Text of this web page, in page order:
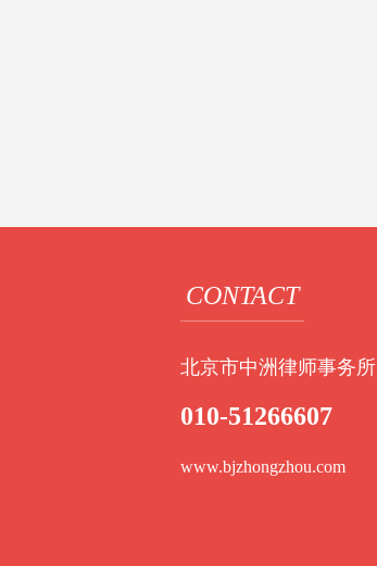
CONTACT
北京市中洲律师事务所
010-51266607
www.bjzhongzhou.com